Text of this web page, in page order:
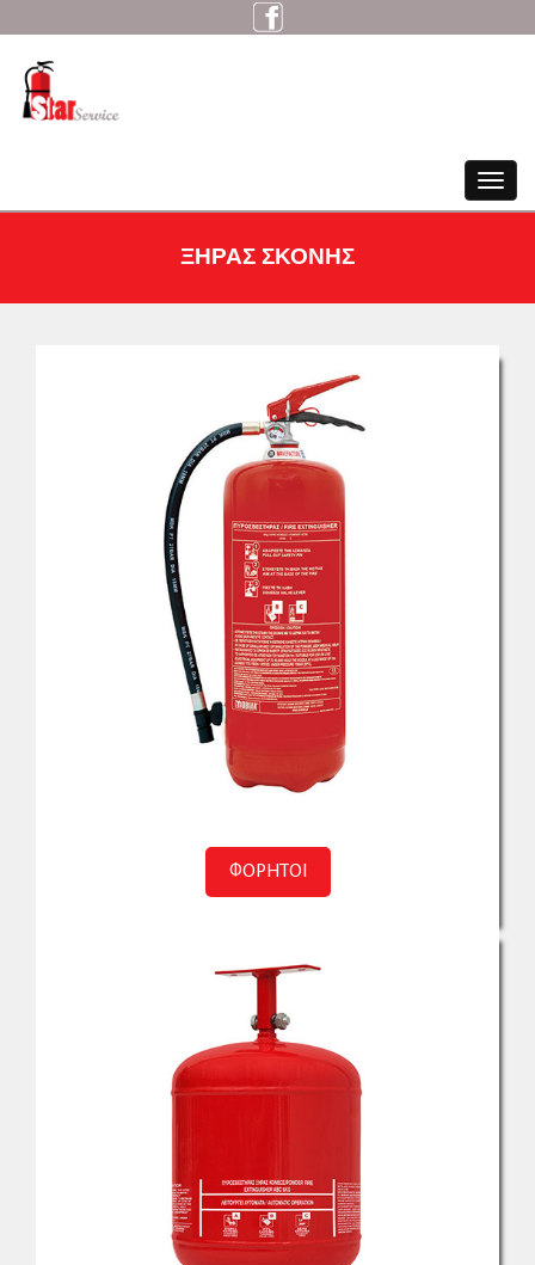
Toggle
ΞΗΡΑΣ ΣΚΟΝΗΣ
ΦΟΡΗΤΟΙ